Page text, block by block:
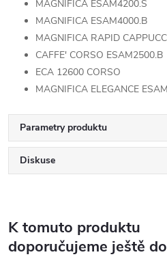
MAGNIFICA ESAM4200.S
MAGNIFICA ESAM4000.B
MAGNIFICA RAPID
CAFFE' CORSO ESAM2500.B
ECA 12600 CORSO
MAGNIFICA ELEGANCE
Parametry produktu
Diskuse
K tomuto produktu
doporučujeme ještě